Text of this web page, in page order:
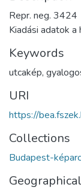
Repr. neg. 3424
Kiadási adatok
Keywords
utcakép,
URI
https://
Collections
Budapest-